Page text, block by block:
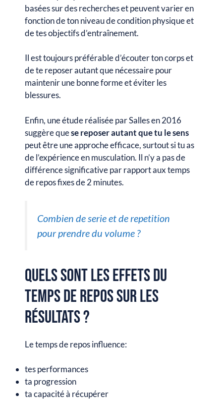
basées sur des recherches et peuvent varier en
fonction de ton niveau de condition physique et
de tes objectifs d’entraînement.
Il est toujours préférable d’écouter ton corps et
de te reposer autant que nécessaire pour
maintenir une bonne forme et éviter les
blessures.
Enfin, une étude réalisée par Salles en 2016
suggère quese reposer autant que tu le sens
peut être une approche efficace, surtout si tu as
de l’expérience en musculation. Il n’y a pas de
différence significative par rapport aux temps
de repos fixes de 2 minutes.
Combien de serie et de repetition
pour prendre du volume ?
Quels sont les effets du
temps de repos sur les
résultats ?
Le temps de repos influence:
tes performances
ta progression
ta capacité à récupérer